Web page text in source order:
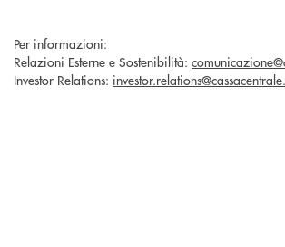
Per informazioni:
Relazioni Esterne e Sostenibilità:
Investor Relations: